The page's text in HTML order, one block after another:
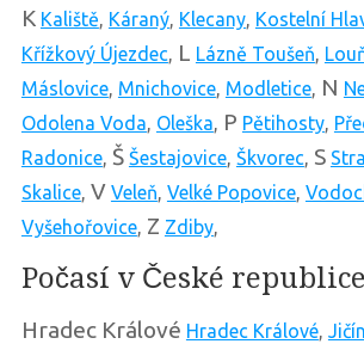
K Kaliště, Káraný, Klecany, Kostelní
Křížkový Újezdec, L Lázně Toušeň,
Máslovice, Mnichovice, Modletice, N
Odolena Voda, Oleška, P Pětihosty,
Radonice, Š Šestajovice, Škvorec, S
Skalice, V Veleň, Velké Popovice,
Vyšehořovice, Z Zdiby,
Počasí v České republice
Hradec Králové Hradec Králové, Jičín